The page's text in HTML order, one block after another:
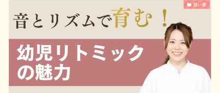
習い事